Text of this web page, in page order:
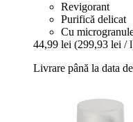
Revigorant
Purifică delicat
Cu
44,99 lei (299,93 lei /
Livrare până la data